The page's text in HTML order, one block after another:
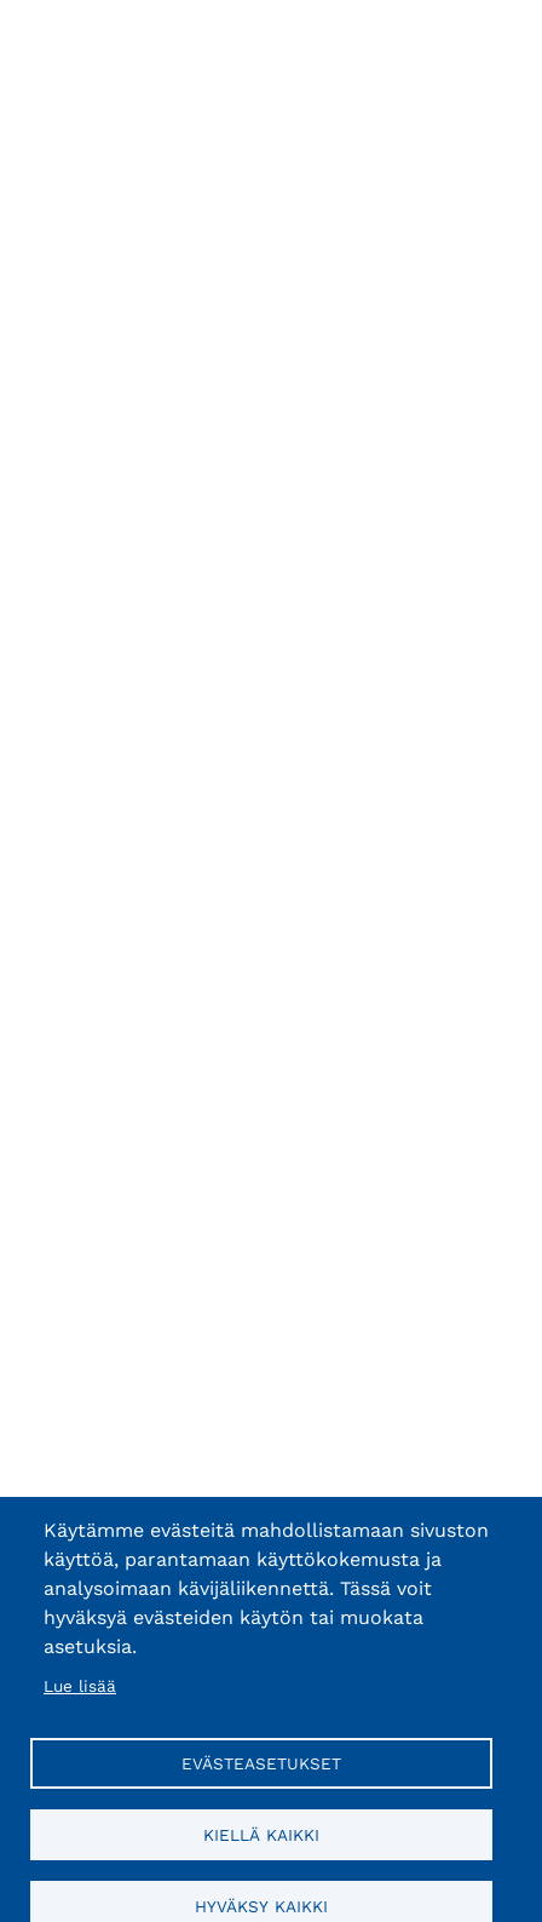
Käytämme evästeitä mahdollistamaan sivuston
käyttöä, parantamaan käyttökokemusta ja
analysoimaan kävijäliikennettä. Tässä voit
hyväksyä evästeiden käytön tai muokata
asetuksia.
Lue lisää
EVÄSTEASETUKSET
KIELLÄ KAIKKI
HYVÄKSY KAIKKI